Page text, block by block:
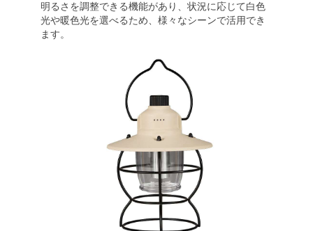
明るさを調整できる機能があり、状況に応じて白色
光や暖色光を選べるため、様々なシーンで活用でき
ます。